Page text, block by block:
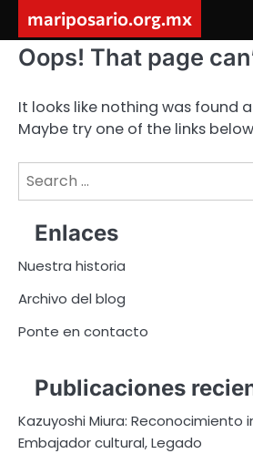
content
mariposario.org.mx
Oops! That page
It looks like nothing was found
Maybe try one of the links
Search
Enlaces
Nuestra historia
Archivo del blog
Ponte en contacto
Publicaciones
Kazuyoshi Miura: Reconocimiento
Embajador cultural, Legado